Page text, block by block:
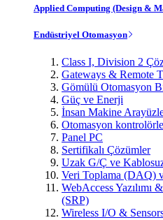
Applied Computing (Design &
Endüstriyel Otomasyon
Class I, Division 2
Gateways & Remote
Gömülü Otomasyon
Güç ve Enerji
İnsan Makine
Otomasyon
Panel PC
Sertifikalı Çözümler
Uzak G/Ç ve
Veri Toplama (DAQ)
WebAccess Yazılımı
(SRP)
Wireless I/O &